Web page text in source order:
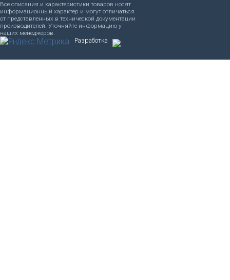
Все описания и характеристики товаров носят
информационный характер и могут отличаться
от представленных в технической документации
производителей. Уточняйте информацию у
наших менеджеров.
Разработка